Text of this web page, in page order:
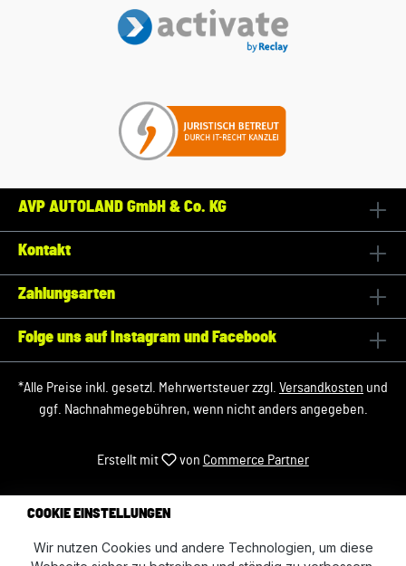
AVP AUTOLAND GmbH & Co. KG
Kontakt
Zahlungsarten
Folge uns auf Instagram und Facebook
*Alle Preise inkl. gesetzl. Mehrwertsteuer zzgl. Versandkosten und
ggf. Nachnahmegebühren, wenn nicht anders angegeben.
Erstellt mit von Commerce Partner
COOKIE EINSTELLUNGEN
Wir nutzen Cookies und andere Technologien, um diese